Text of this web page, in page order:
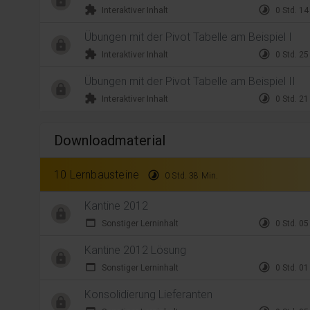
extension Interaktiver Inhalt timelapse 0 Std.
Übungen mit der Pivot Tabelle am Beispiel I
extension Interaktiver Inhalt timelapse 0 Std.
Übungen mit der Pivot Tabelle am Beispiel II
extension Interaktiver Inhalt timelapse 0 Std.
Downloadmaterial
10 Lernbausteine timelapse 0 Std. 38 Min.
Kantine 2012
web_asset Sonstiger Lerninhalt timelapse 0 Std.
Kantine 2012 Lösung
web_asset Sonstiger Lerninhalt timelapse 0 Std.
Konsolidierung Lieferanten